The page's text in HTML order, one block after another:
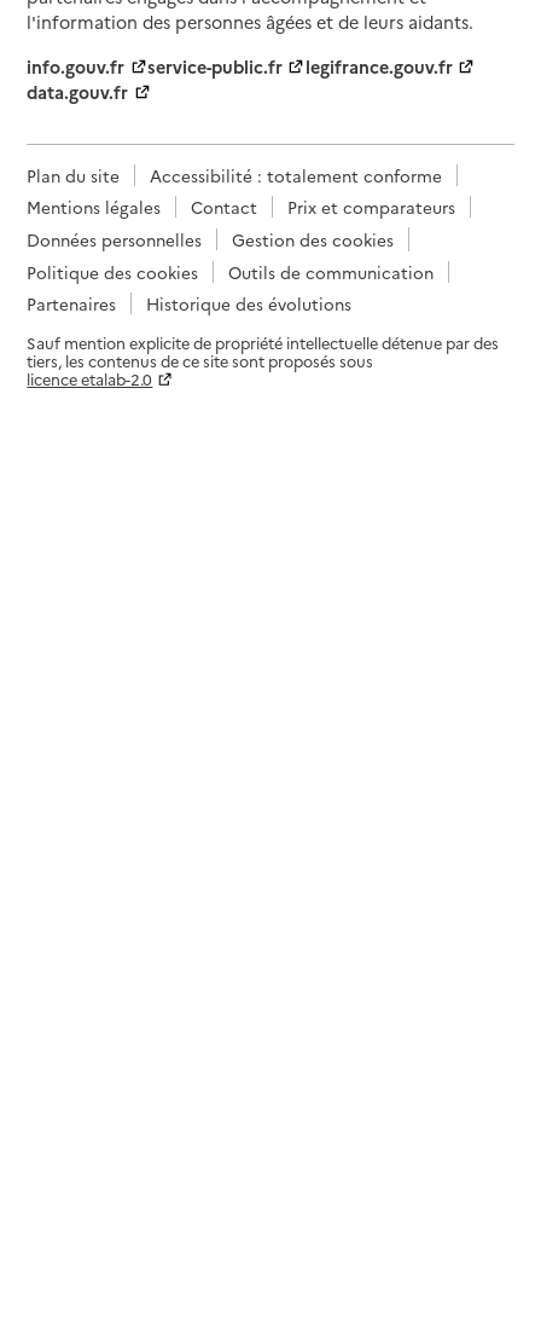
l'information des personnes âgées et de leurs aidants.
info.gouv.fr
service-public.fr
legifrance.gouv.fr
data.gouv.fr
Plan du site
Accessibilité : totalement conforme
Mentions légales
Contact
Prix et comparateurs
Données personnelles
Gestion des cookies
Politique des cookies
Outils de communication
Partenaires
Historique des évolutions
Sauf mention explicite de propriété intellectuelle détenue par des
tiers, les contenus de ce site sont proposés sous
licence etalab-2.0